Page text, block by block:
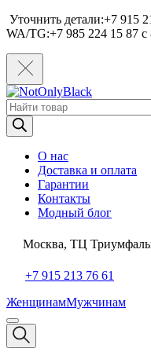
Уточнить детали:+7 915
WA/TG:+7 985 224 15 87
Поиск
товаров
О нас
Доставка и оплата
Гарантии
Контакты
Модный блог
Москва, ТЦ
+7 915 213 76 61
ЖенщинамМужчинам